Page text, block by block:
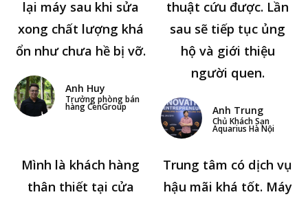
lại máy sau khi sửa
xong chất lượng khá
ổn như chưa hề bị vỡ.
Anh Huy
Trưởng phòng bán
hàng CenGroup
thuật cứu được. Lần
sau sẽ tiếp tục ủng
hộ và giới thiệu
người quen.
Anh Trung
Chủ Khách Sạn
Aquarius Hà Nội
Mình là khách hàng
thân thiết tại cửa
Trung tâm có dịch vụ
hậu mãi khá tốt. Máy